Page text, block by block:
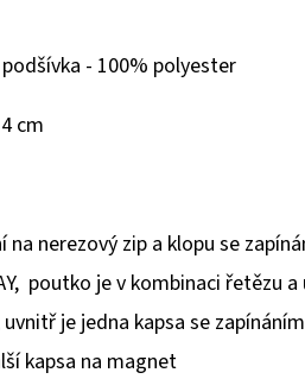
- 100% polyester
cm
na nerezový zip a klopu se
poutko je v kombinaci řetězu
uvnitř je jedna kapsa se
kapsa na magnet